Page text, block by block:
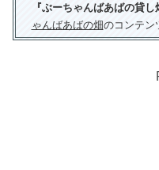
『ぶーちゃんばあばの貸し
ゃんばあばの畑のコンテン